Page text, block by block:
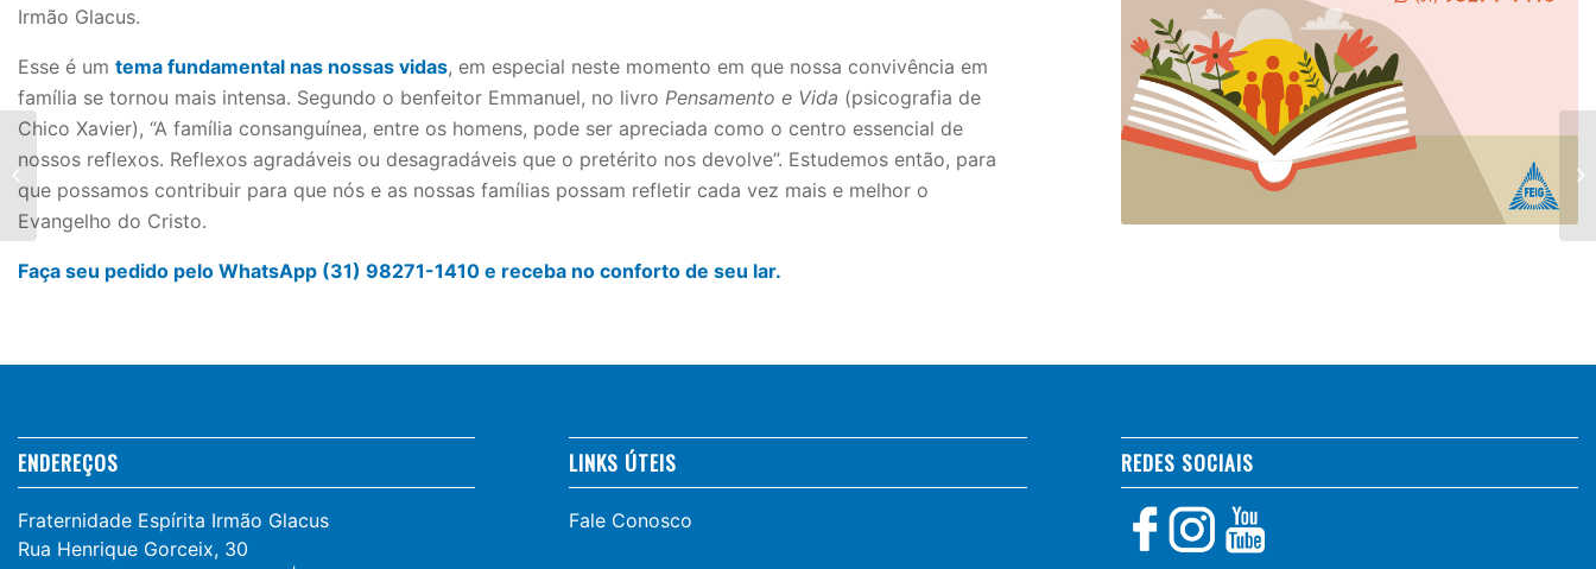
Irmão Glacus.
Esse é um tema fundamental nas nossas vidas, em especial neste momento em que nossa convivência em
família se tornou mais intensa. Segundo o benfeitor Emmanuel, no livro Pensamento e Vida (psicografia de
Chico Xavier), “A família consanguínea, entre os homens, pode ser apreciada como o centro essencial de
nossos reflexos. Reflexos agradáveis ou desagradáveis que o pretérito nos devolve”. Estudemos então, para
que possamos contribuir para que nós e as nossas famílias possam refletir cada vez mais e melhor o
Evangelho do Cristo.
Faça seu pedido pelo WhatsApp (31) 98271-1410 e receba no conforto de seu lar.
ENDEREÇOS
Fraternidade Espírita Irmão Glacus
Rua Henrique Gorceix, 30
LINKS ÚTEIS
Fale Conosco
REDES SOCIAIS
A influência do
Espiritismo no
progresso da
humanidade